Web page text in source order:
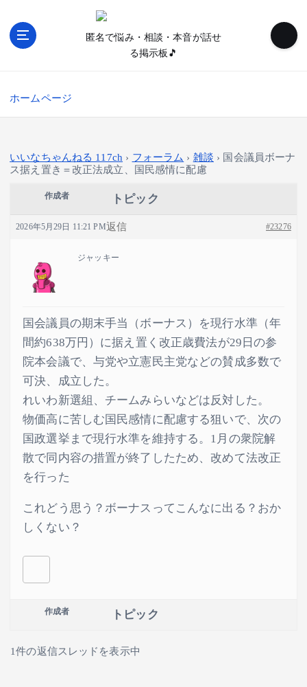
匿名で悩み・相談・本音が話せ
る掲示板🎵
ホームページ
いいなちゃんねる 117ch › フォーラム › 雑談 › 国会議員ボーナ
ス据え置き＝改正法成立、国民感情に配慮
作成者 トピック
2026年5月29日 11:21 PM #23276
返信
ジャッキー
国会議員の期末手当（ボーナス）を現行水準（年
間約638万円）に据え置く改正歳費法が29日の参
院本会議で、与党や立憲民主党などの賛成多数で
可決、成立した。
れいわ新選組、チームみらいなどは反対した。
物価高に苦しむ国民感情に配慮する狙いで、次の
国政選挙まで現行水準を維持する。1月の衆院解
散で同内容の措置が終了したため、改めて法改正
を行った
これどう思う？ボーナスってこんなに出る？おか
しくない？
作成者 トピック
1件の返信スレッドを表示中